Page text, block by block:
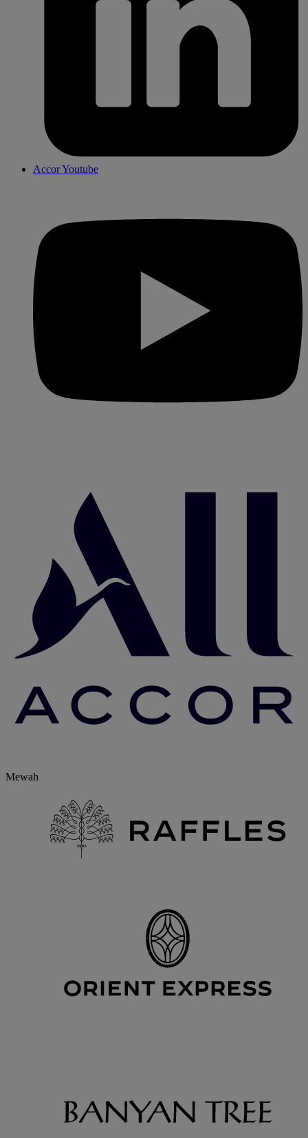
Accor Youtube
Mewah